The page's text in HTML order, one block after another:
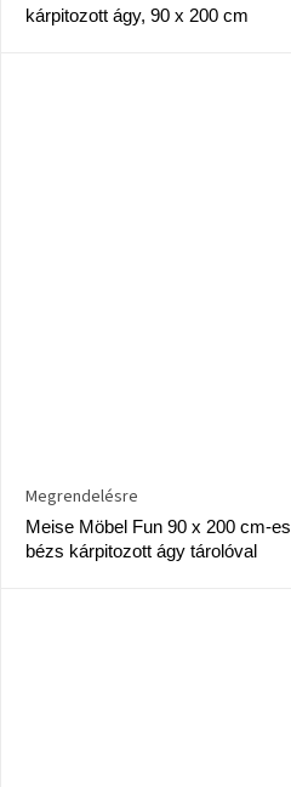
kárpitozott ágy, 90 x 200 cm
Meise Möbel Fun 90 x 200 cm-es
bézs kárpitozott ágy tárolóval
Megrendelésre